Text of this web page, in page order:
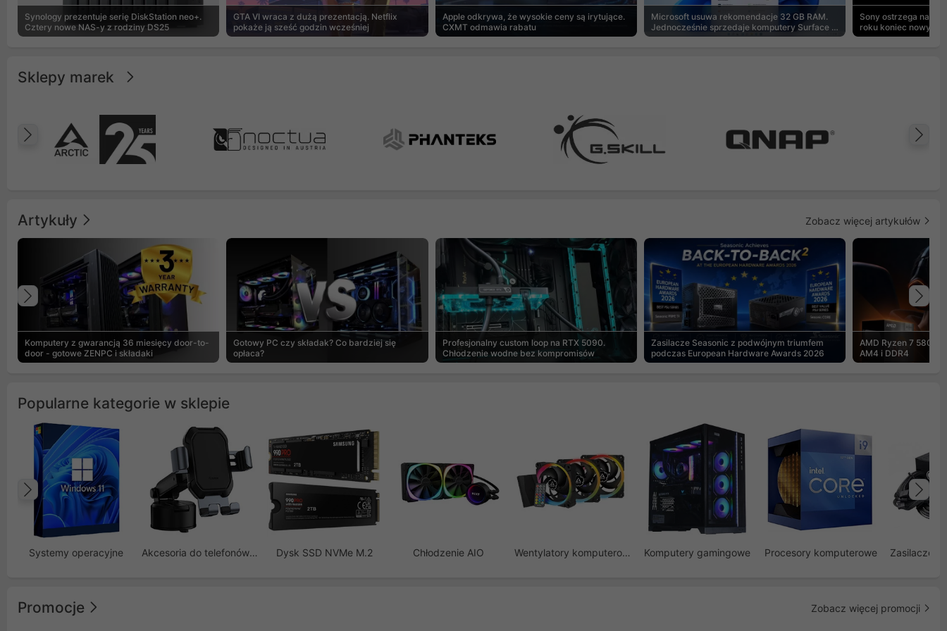
Synology prezentuje serię DiskStation neo+.
Cztery nowe NAS-y z rodziny DS25
GTA VI wraca z dużą prezentacją. Netflix
pokaże ją sześć godzin wcześniej
Apple odkrywa, że wysokie ceny są irytujące.
CXMT odmawia rabatu
Microsoft usuwa rekomendacje 32 GB RAM.
Jednocześnie sprzedaje komputery Surface z
8 GB
Sony ostrzega na
roku koniec nowych
Sklepy marek
Poprzedni
Artykuły Zobacz więcej artykułów
Komputery z gwarancją 36 miesięcy door-to-
door - gotowe ZENPC i składaki
Gotowy PC czy składak? Co bardziej się
opłaca?
Profesjonalny custom loop na RTX 5090.
Chłodzenie wodne bez kompromisów
Zasilacze Seasonic z podwójnym triumfem
podczas European Hardware Awards 2026
AMD Ryzen 7
AM4 i DDR4
Poprzedni
Popularne kategorie w sklepie
Systemy operacyjne Akcesoria do telefonów GSM Dysk SSD NVMe M.2 Chłodzenie AIO Wentylatory komputerowe Komputery gamingowe Procesory komputerowe Zasilacze
Poprzedni
Promocje Zobacz więcej promocji